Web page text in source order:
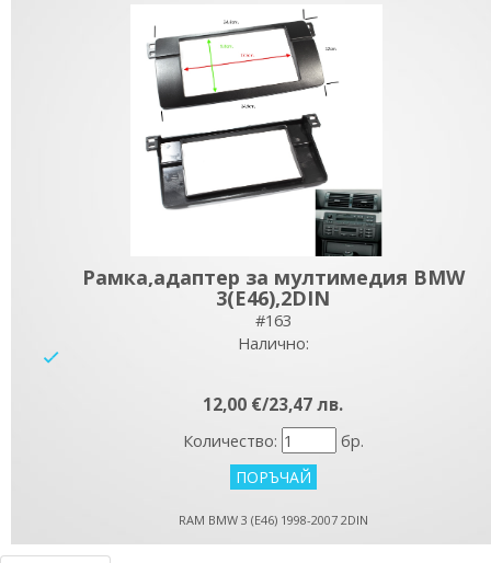
Рамка,адаптер за мултимедия BMW
3(E46),2DIN
#163
Налично:
12,00 €/23,47 лв.
Количество: бр.
RAM BMW 3 (E46) 1998-2007 2DIN